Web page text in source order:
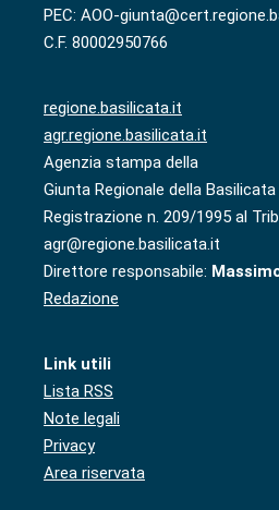
PEC: AOO-
C.F. 80002950766
regione.basilicata.it
agr.regione.basilicata.it
Agenzia stampa della
Giunta Regionale della Basilicata
Registrazione n. 209/1995 al
agr@regione.basilicata.it
Direttore responsabile:
Redazione
Link utili
Lista RSS
Note legali
Privacy
Area riservata